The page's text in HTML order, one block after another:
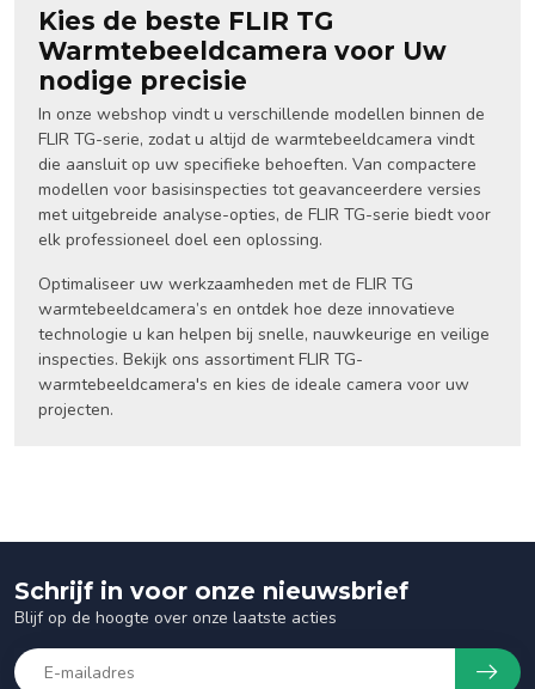
Kies de beste FLIR TG
Warmtebeeldcamera voor Uw
nodige precisie
In onze webshop vindt u verschillende modellen binnen de
FLIR TG-serie, zodat u altijd de warmtebeeldcamera vindt
die aansluit op uw specifieke behoeften. Van compactere
modellen voor basisinspecties tot geavanceerdere versies
met uitgebreide analyse-opties, de FLIR TG-serie biedt voor
elk professioneel doel een oplossing.
Optimaliseer uw werkzaamheden met de FLIR TG
warmtebeeldcamera’s en ontdek hoe deze innovatieve
technologie u kan helpen bij snelle, nauwkeurige en veilige
inspecties. Bekijk ons assortiment FLIR TG-
warmtebeeldcamera's en kies de ideale camera voor uw
projecten.
Schrijf in voor onze nieuwsbrief
Blijf op de hoogte over onze laatste acties